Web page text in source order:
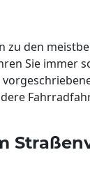
zu den
Sie immer